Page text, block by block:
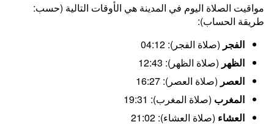
مواقيت الصلاة اليوم في المدينة هي الأوقات التالية (حسب:
طريقة الحساب):
الفجر (صلاة الفجر): 04:12
الظهر (صلاة الظهر): 12:43
العصر (صلاة العصر): 16:27
المغرب (صلاة المغرب): 19:31
العشاء (صلاة العشاء): 21:02